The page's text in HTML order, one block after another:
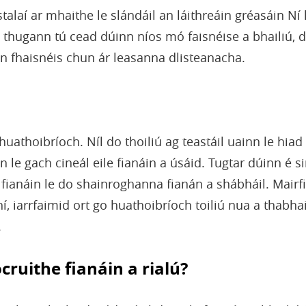
ar mhaithe le slándáil an láithreáin gréasáin
tú cead dúinn níos mó faisnéise a bhailiú,
fhaisnéis chun ár leasanna dlisteanacha.
Níl do thoiliú ag teastáil uainn le
gach cineál eile fianáin a úsáid. Tugtar dúinn é
le do shainroghanna fianán a shábháil.
iarrfaimid ort go huathoibríoch toiliú nua a
fianáin a rialú?